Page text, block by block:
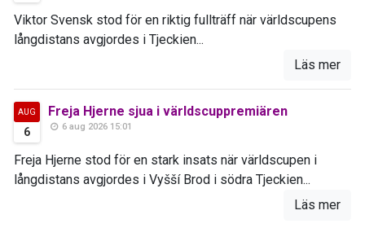
Viktor Svensk stod för en riktig fullträff när världscupens
långdistans avgjordes i Tjeckien...
Läs mer
AUG
6
Freja Hjerne sjua i världscuppremiären
6 aug 2026 15:01
Freja Hjerne stod för en stark insats när världscupen i
långdistans avgjordes i Vyšší Brod i södra Tjeckien...
Läs mer